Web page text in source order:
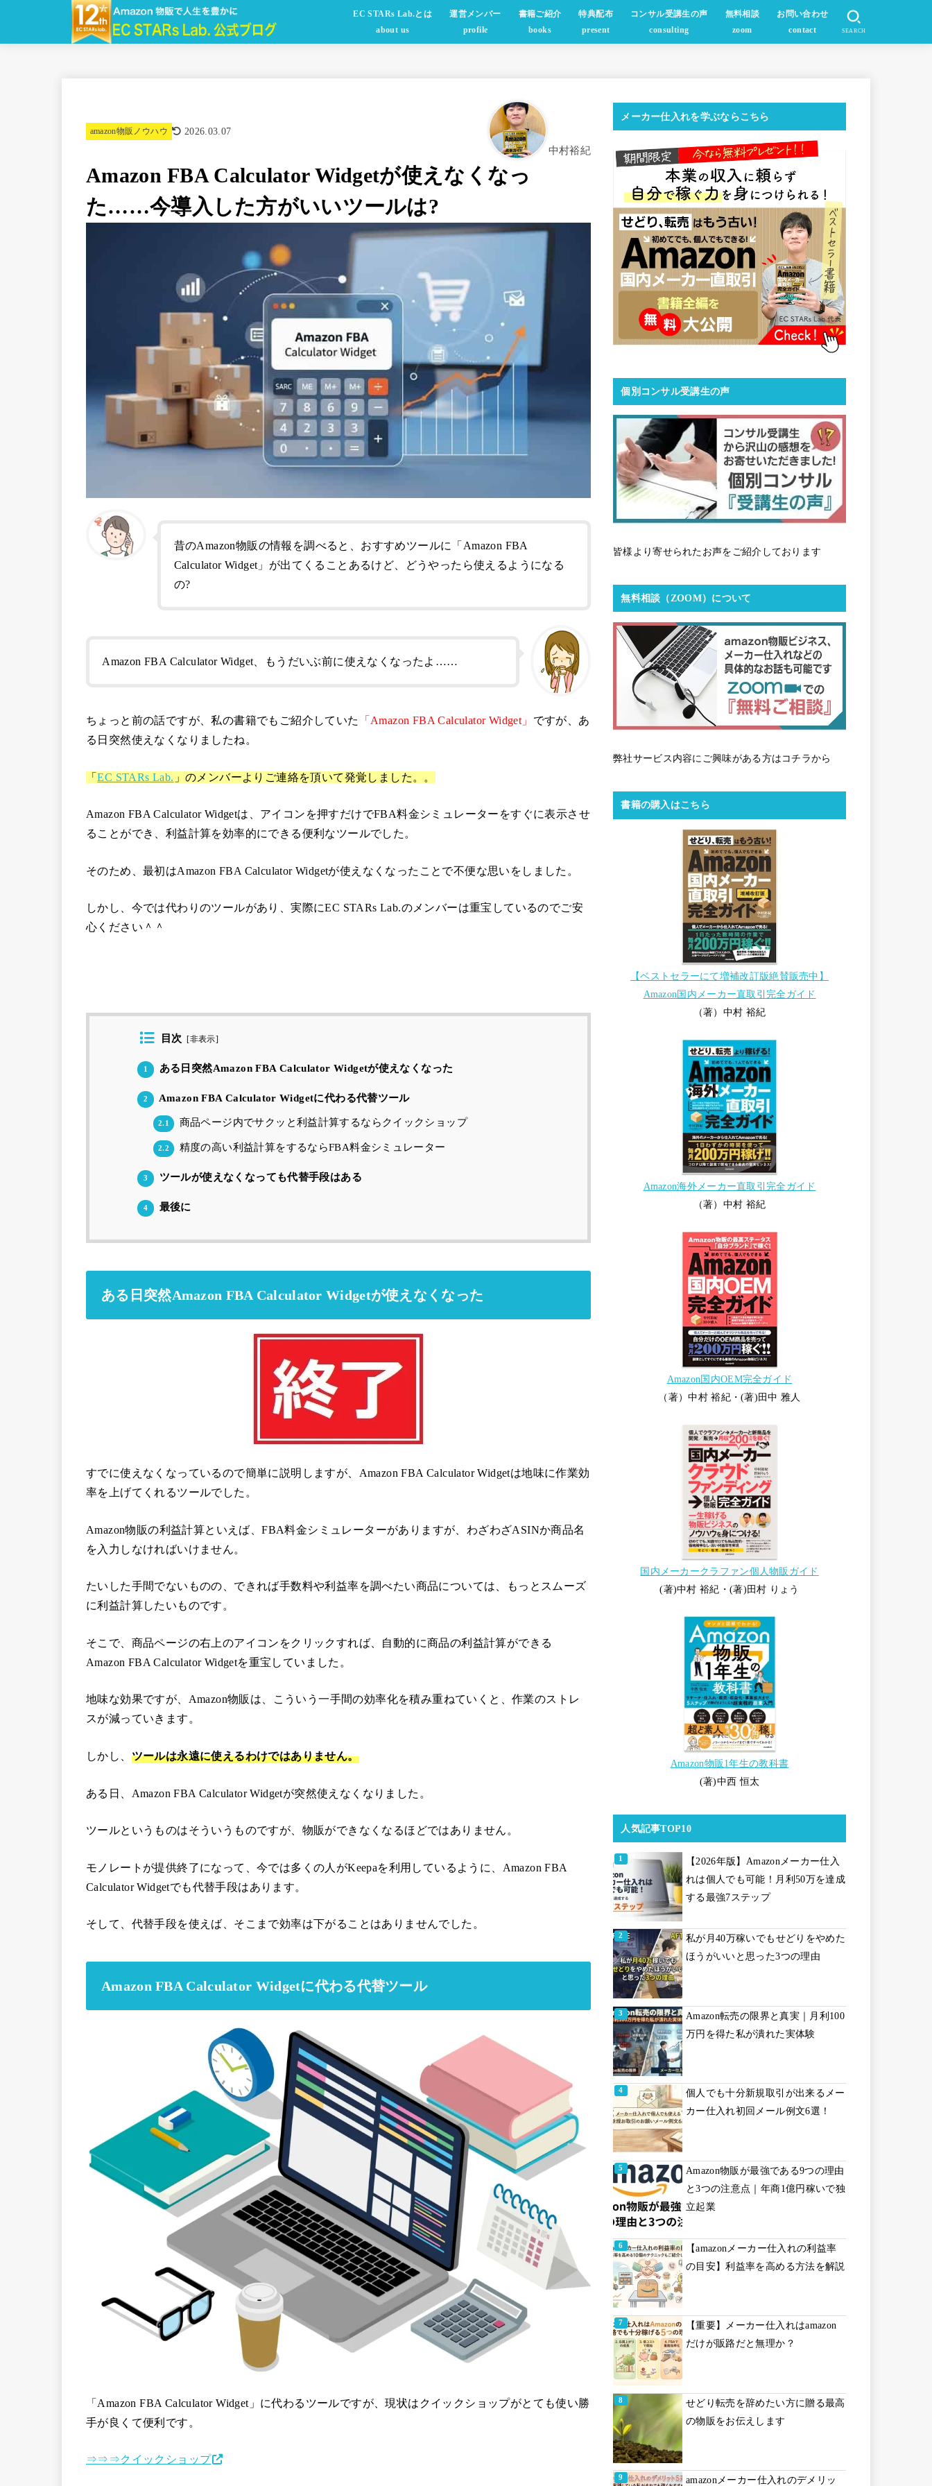
EC STARs Lab.とは
about us
運営メンバー
profile
書籍ご紹介
books
特典配布
present
コンサル受講生の声
consulting
無料相談
zoom
お問い合わせ
contact
SEARCH
amazon物販ノウハウ 2026.03.07
中村裕紀
Amazon FBA Calculator Widgetが使えなくなっ
た……今導入した方がいいツールは?
昔のAmazon物販の情報を調べると、おすすめツールに「Amazon FBA
Calculator Widget」が出てくることあるけど、どうやったら使えるようになる
の?
Amazon FBA Calculator Widget、もうだいぶ前に使えなくなったよ……
ちょっと前の話ですが、私の書籍でもご紹介していた 「Amazon FBA Calculator Widget」 ですが、あ
る日突然使えなくなりましたね。
「EC STARs Lab. 」のメンバーよりご連絡を頂いて発覚しました。。
Amazon FBA Calculator Widgetは、アイコンを押すだけでFBA料金シミュレーターをすぐに表示させ
ることができ、利益計算を効率的にできる便利なツールでした。
そのため、最初はAmazon FBA Calculator Widgetが使えなくなったことで不便な思いをしました。
しかし、今では代わりのツールがあり、実際にEC STARs Lab.のメンバーは重宝しているのでご安
心ください＾＾
目次 [非表示]
1 ある日突然Amazon FBA Calculator Widgetが使えなくなった
2 Amazon FBA Calculator Widgetに代わる代替ツール
2.1 商品ページ内でサクッと利益計算するならクイックショップ
2.2 精度の高い利益計算をするならFBA料金シミュレーター
3 ツールが使えなくなっても代替手段はある
4 最後に
ある日突然Amazon FBA Calculator Widgetが使えなくなった
すでに使えなくなっているので簡単に説明しますが、Amazon FBA Calculator Widgetは地味に作業効
率を上げてくれるツールでした。
Amazon物販の利益計算といえば、FBA料金シミュレーターがありますが、わざわざASINか商品名
を入力しなければいけません。
たいした手間でないものの、できれば手数料や利益率を調べたい商品については、もっとスムーズ
に利益計算したいものです。
そこで、商品ページの右上のアイコンをクリックすれば、自動的に商品の利益計算ができる
Amazon FBA Calculator Widgetを重宝していました。
地味な効果ですが、Amazon物販は、こういう一手間の効率化を積み重ねていくと、作業のストレ
スが減っていきます。
しかし、 ツールは永遠に使えるわけではありません。
ある日、Amazon FBA Calculator Widgetが突然使えなくなりました。
ツールというものはそういうものですが、物販ができなくなるほどではありません。
モノレートが提供終了になって、今では多くの人がKeepaを利用しているように、Amazon FBA
Calculator Widgetでも代替手段はあります。
そして、代替手段を使えば、そこまで効率は下がることはありませんでした。
Amazon FBA Calculator Widgetに代わる代替ツール
「Amazon FBA Calculator Widget」 に代わるツールですが、現状はクイックショップがとても使い勝
手が良くて便利です。
⇒⇒⇒クイックショップ
メーカー仕入れを学ぶならこちら
個別コンサル受講生の声
皆様より寄せられたお声をご紹介しております
無料相談（ZOOM）について
弊社サービス内容にご興味がある方はコチラから
書籍の購入はこちら
【ベストセラーにて増補改訂版絶賛販売中】
Amazon国内メーカー直取引完全ガイド
（著）中村 裕紀
Amazon海外メーカー直取引完全ガイド
（著）中村 裕紀
Amazon国内OEM完全ガイド
（著）中村 裕紀・(著)田中 雅人
国内メーカークラファン個人物販ガイド
(著)中村 裕紀・(著)田村 りょう
Amazon物販1年生の教科書
(著)中西 恒太
人気記事TOP10
【2026年版】Amazonメーカー仕入
れは個人でも可能！月利50万を達成
する最強7ステップ
私が月40万稼いでもせどりをやめた
ほうがいいと思った3つの理由
Amazon転売の限界と真実｜月利100
万円を得た私が潰れた実体験
個人でも十分新規取引が出来るメー
カー仕入れ初回メール例文6選！
Amazon物販が最強である9つの理由
と3つの注意点｜年商1億円稼いで独
立起業
【amazonメーカー仕入れの利益率
の目安】利益率を高める方法を解説
【重要】メーカー仕入れはamazon
だけが販路だと無理か？
せどり転売を辞めたい方に贈る最高
の物販をお伝えします
amazonメーカー仕入れのデメリッ